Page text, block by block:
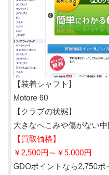
【装着シャフト】
Motore 60
【クラブの状態】
大きなへこみや傷がない
【買取価格】
￥2,500円～￥5,000円
GDOポイントなら2,750ポ